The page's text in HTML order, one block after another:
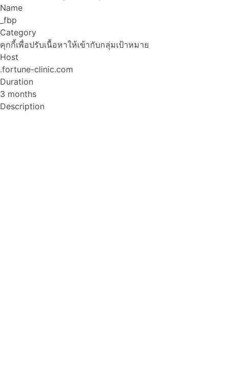
Name
_fbp
Category
คุกกี้เพื่อปรับเนื้อหาให้เข้ากับกลุ่มเป้าหมาย
Host
.fortune-clinic.com
Duration
3 months
Description